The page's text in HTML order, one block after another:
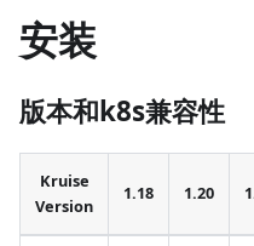
安装
版本和k8s兼容性
Kruise
Version
1.18 1.20